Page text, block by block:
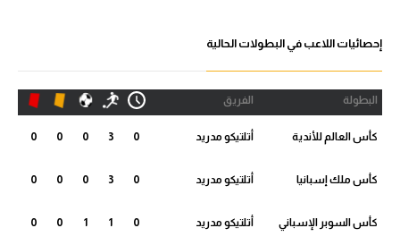
الدوري المصري
الدوري الإنجليزي الممتاز
إحصائيات اللاعب في البطولات الحالية
البطولة الفريق
كأس العالم للأندية أتلتيكو مدريد 0
3
0
0
0
كأس ملك إسبانيا أتلتيكو مدريد 0
3
0
0
0
كأس السوبر الإسباني أتلتيكو مدريد 0
1
1
0
0